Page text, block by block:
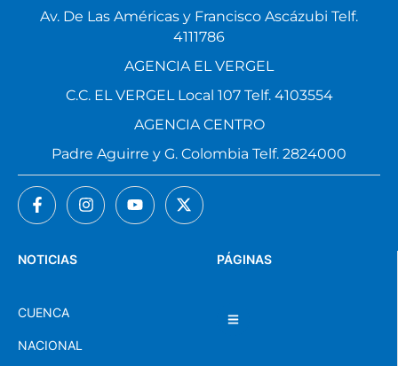
PÁGINAS
NOTICIAS
CUENCA
NACIONAL
Av. De Las Américas y Francisco Ascázubi Telf.
4111786
AGENCIA EL VERGEL
C.C. EL VERGEL Local 107 Telf. 4103554
AGENCIA CENTRO
Padre Aguirre y G. Colombia Telf. 2824000